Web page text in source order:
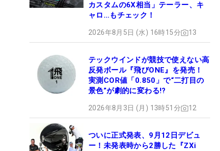
カスタムの6X相当」テーラー、キ
ャロ…もチェック！
2026年8月5日 (水) 16時15分 13
テックウインドが競技で使えない高
反発ボール『飛びONE』を発売！
実測COR値「0.850」で“二打目の
景色”が劇的に変わる!?
2026年8月3日 (月) 13時51分 12
ついに正式発表、9月12日デビュ
ー！未発表時から2勝した『ZXi